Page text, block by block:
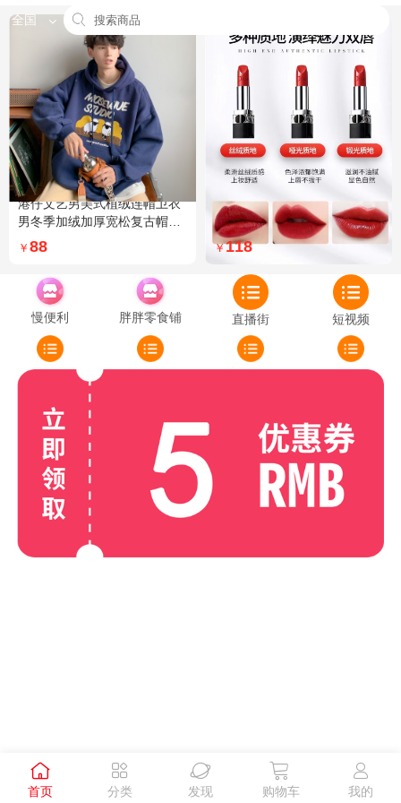
全国
港仔文艺男美式植绒连帽卫衣
男冬季加绒加厚宽松复古帽衫
外套 XXL 加绒 5XL 灰色加绒
￥ 88
Dior迪奥全新烈艳蓝金口红品
牌授权经典藤格纹饰带丝绒质
地999色号传奇红唇哑光 哑光
￥118
慢便利 胖胖零食铺 直播街 短视频

首页

分类

发现

购物车

我的